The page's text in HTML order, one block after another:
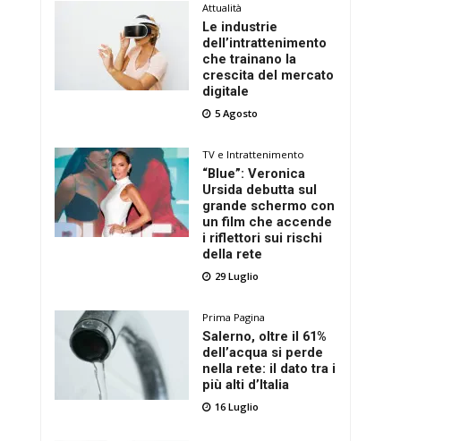
Attualità
Le industrie
dell’intrattenimento
che trainano la
crescita del mercato
digitale
5 Agosto
TV e Intrattenimento
“Blue”: Veronica
Ursida debutta sul
grande schermo con
un film che accende
i riflettori sui rischi
della rete
29 Luglio
Prima Pagina
Salerno, oltre il 61%
dell’acqua si perde
nella rete: il dato tra i
più alti d’Italia
16 Luglio